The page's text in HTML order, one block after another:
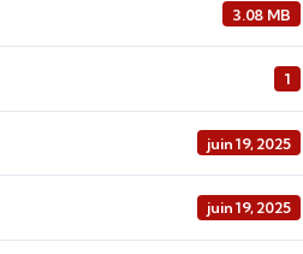
3.08 MB
1
juin 19, 2025
juin 19, 2025